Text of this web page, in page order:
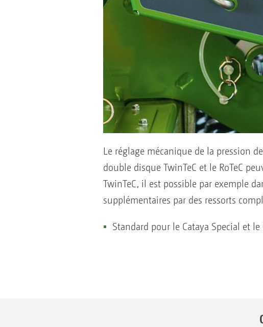
Le réglage mécanique de la pression
double disque TwinTeC et le RoTeC
TwinTeC, il est possible par exemple
supplémentaires par des ressorts
Standard pour le Cataya Special et le